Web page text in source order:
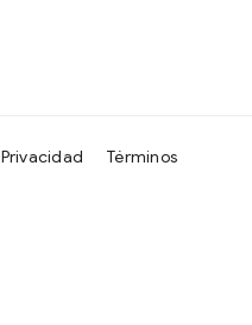
Privacidad Términos